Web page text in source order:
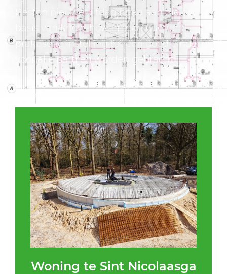
Beston nieuwe uitdagingen aan die op
basis van know-how en een nuchtere
praktische instelling tot een goed einde
voor alle partijen worden gebracht
Woning te Sint Nicolaasga